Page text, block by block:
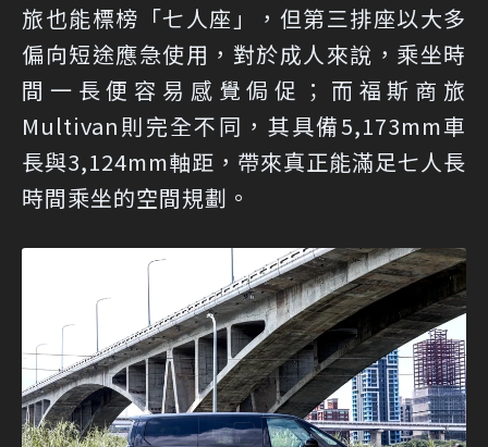
旅也能標榜「七人座」，但第三排座以大多
偏向短途應急使用，對於成人來說，乘坐時
間一長便容易感覺侷促；而福斯商旅
Multivan則完全不同，其具備5,173mm車
長與3,124mm軸距，帶來真正能滿足七人長
時間乘坐的空間規劃。